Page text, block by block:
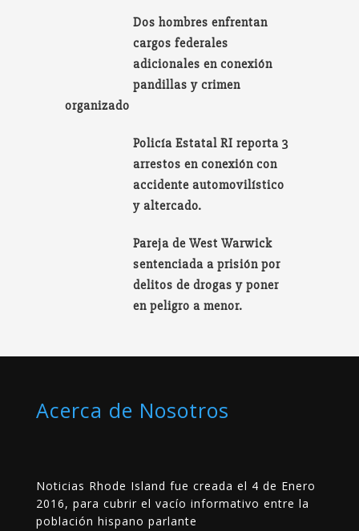
Dos hombres enfrentan
cargos federales
adicionales en conexión
pandillas y crimen
organizado
Policía Estatal RI reporta 3
arrestos en conexión con
accidente automovilístico
y altercado.
Pareja de West Warwick
sentenciada a prisión por
delitos de drogas y poner
en peligro a menor.
Acerca de Nosotros
Noticias Rhode Island fue creada el 4 de Enero
2016, para cubrir el vacío informativo entre la
población hispano parlante